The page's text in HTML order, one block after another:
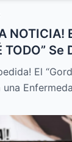
NOTICIA!
TODO” Se
El
una